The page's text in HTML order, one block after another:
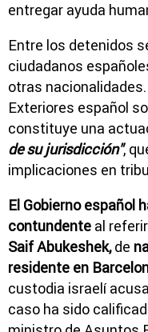
entregar ayuda
Entre los detenidos
ciudadanos
otras
Exteriores español
constituye una
de su jurisdicción",
implicaciones en
El Gobierno español
contundente al
Saif Abukeshek,de
residente en
custodia israelí
caso ha sido